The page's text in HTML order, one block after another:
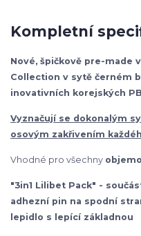
Kompletní
Nové, špičkově pre-made
Collection v sytě černém
inovativních korejských
Vyznačují se dokonalým
osovým zakřivením
Vhodné pro všechny
"3in1 Lilibet Pack" -
adhezní pin na spodní
lepidlo s lepící základnou